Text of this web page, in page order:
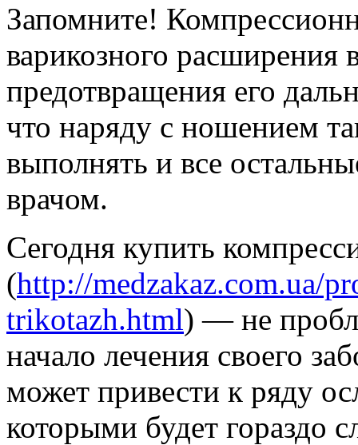
Запомните!
варикозного расширения
предотвращения его
что наряду с ношением
выполнять и все
врачом.
Сегодня купить
(http://medzakaz.com.ua/
trikotazh.html) — не
начало лечения своего
может привести к ряду
которыми будет гораздо